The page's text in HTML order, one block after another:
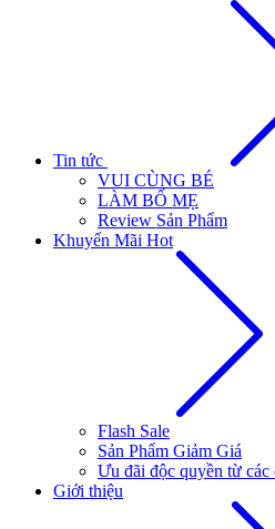
Tin tức
VUI CÙNG BÉ
LÀM BỐ MẸ
Review Sản Phẩm
Khuyến Mãi Hot
Flash Sale
Sản Phẩm Giảm Giá
Ưu đãi độc quyền từ các
Giới thiệu